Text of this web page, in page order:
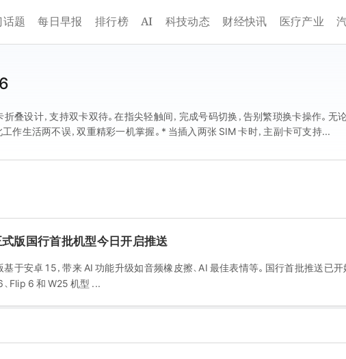
话题 每日早报 排行榜 AI 科技动态 财经快讯 医疗产业
叠设计，支持双卡双待。在指尖轻触间，完成号码切换，告别繁琐换卡操作。无
作生活两不误，双重精彩一机掌握。* 当插入两张 SIM 卡时，主副卡可支持...
版国行首批机型今日开启推送
于安卓 15，带来 AI 功能升级如音频橡皮擦、AI 最佳表情等。国行首批推送已开
Flip 6 和 W25 机型 ...